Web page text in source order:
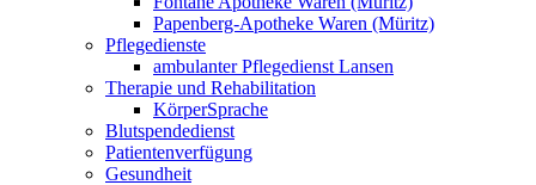
Papenberg-Apotheke Waren (Müritz)
Pflegedienste
ambulanter Pflegedienst Lansen
Therapie und Rehabilitation
KörperSprache
Blutspendedienst
Patientenverfügung
Gesundheit